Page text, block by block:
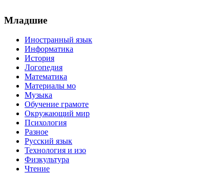
Младшие
Иностранный язык
Информатика
История
Логопедия
Математика
Материалы мо
Музыка
Обучение грамоте
Окружающий мир
Психология
Разное
Русский язык
Технология и изо
Физкультура
Чтение